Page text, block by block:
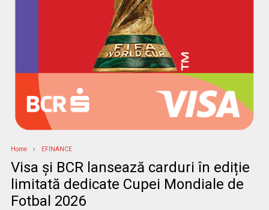
Home EFINANCE
Visa și BCR lansează carduri în ediție
limitată dedicate Cupei Mondiale de
Fotbal 2026